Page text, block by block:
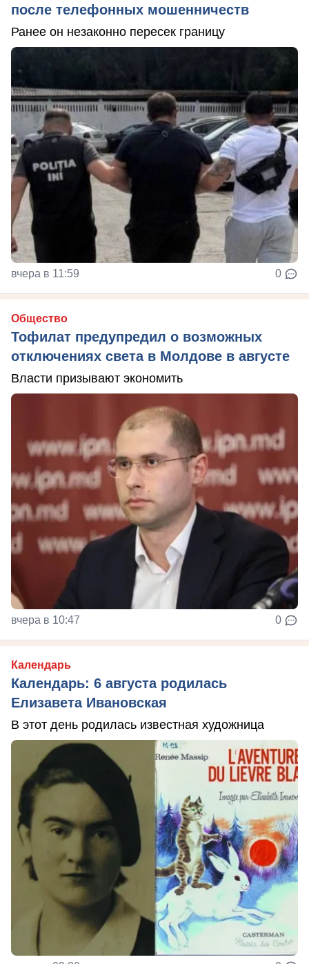
после телефонных мошенничеств
Ранее он незаконно пересек границу
вчера в 11:59 0
Общество
Тофилат предупредил о возможных
отключениях света в Молдове в августе
Власти призывают экономить
вчера в 10:47 0
Календарь
Календарь: 6 августа родилась
Елизавета Ивановская
В этот день родилась известная художница